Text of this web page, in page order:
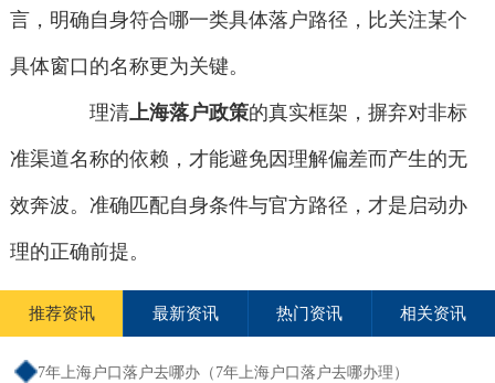
言，明确自身符合哪一类具体落户路径，比关注某个
具体窗口的名称更为关键。
理清上海落户政策的真实框架，摒弃对非标
准渠道名称的依赖，才能避免因理解偏差而产生的无
效奔波。准确匹配自身条件与官方路径，才是启动办
理的正确前提。
推荐资讯 最新资讯 热门资讯 相关资讯
7年上海户口落户去哪办（7年上海户口落户去哪办理）